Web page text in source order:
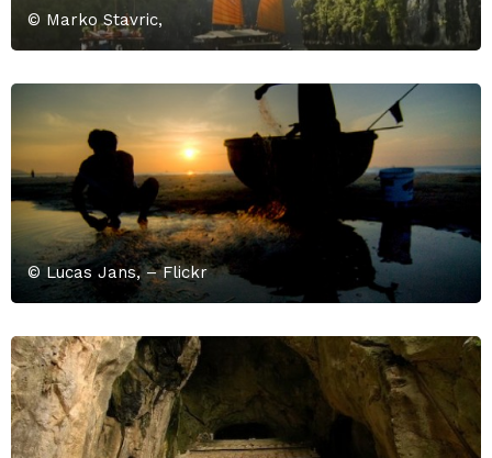
© Marko Stavric,
© Lucas Jans, – Flickr